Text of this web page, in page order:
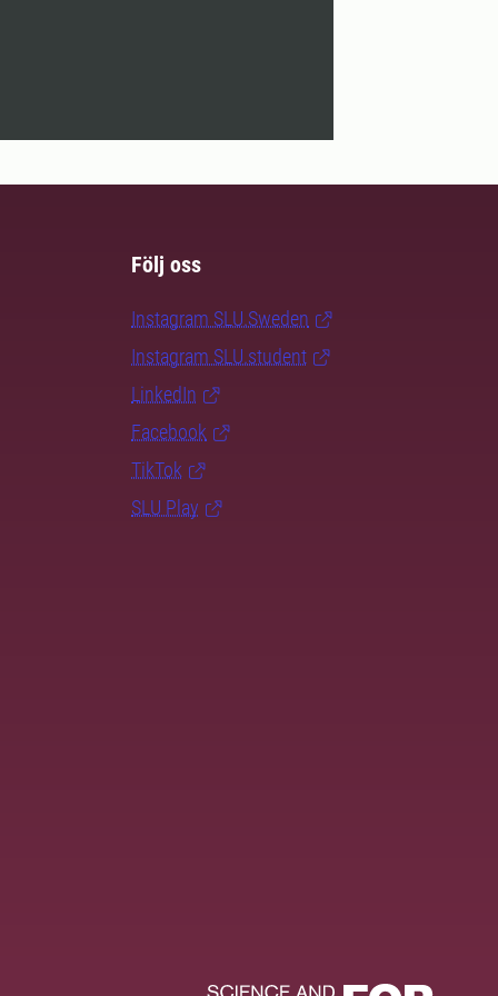
Följ oss
Instagram SLU.Sweden
Instagram SLU.student
LinkedIn
Facebook
TikTok
SLU Play